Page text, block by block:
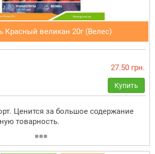
Красный великан 20г (Велес)
27.50 грн.
Купить
Ценится за большое содержание
товарность.